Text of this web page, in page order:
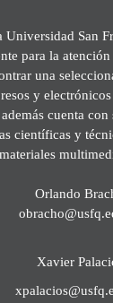
San
para la
una
y electrónicos
cuenta con
científicas y
Orlando
Xavier